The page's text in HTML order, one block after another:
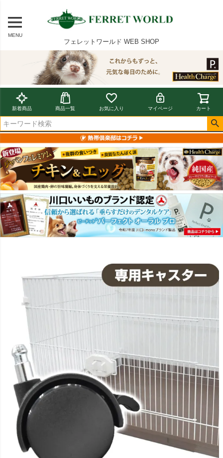
MENU
フェレットワールド WEB SHOP
新着商品 商品一覧 お気に入り マイページ カート